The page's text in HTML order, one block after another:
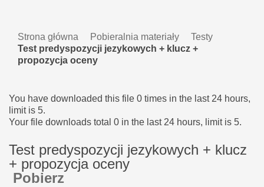
Strona główna Pobieralnia materiały
Testy
Test predyspozycji jezykowych + klucz +
propozycja oceny
You have downloaded this file 0 times in the last 24 hours,
limit is 5.
Your file downloads total 0 in the last 24 hours, limit is 5.
Test predyspozycji jezykowych + klucz
+ propozycja oceny
Pobierz